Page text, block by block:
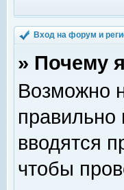
Вход на форум и
» Почему
Возможно
правильно
вводятся
чтобы